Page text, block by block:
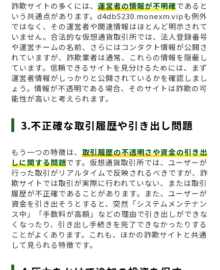
詐欺サイトの多くには、 運営者の情報が不明確であると
いう共通点があります。d4db5230.monexm.vipも例外
ではなく、その運営者や関連情報はほとんど明示されて
いません。合法的な仮想通貨取引所では、法人登録番号
や運営チームの名前、さらにはコンタクト情報が公開さ
れていますが、詐欺業者は通常、これらの情報を隠蔽し
ています。信頼できるサイトを見分けるためには、まず
運営者情報がしっかりと公開されているかを確認しまし
ょう。情報が不透明である場合、そのサイトは詐欺の可
能性が高いと考えられます。
3.不正確な取引履歴や引き出し問題
もう一つの特徴は、 取引履歴の不透明さや資金の引き出
しに関する問題です。仮想通貨取引所では、ユーザーが
行った取引がリアルタイムで反映されるべきですが、詐
欺サイトでは取引が実際に行われていない、または取引
履歴が不正確であることがあります。また、ユーザーが
資金を引き出そうとすると、突然「システムメンテナン
ス中」「手数料が高額」などの理由で引き出しができな
くなったり、引き出し手続きを完了できなかったりする
ことがよくあります。これも、ほかの詐欺サイトと共通
して見られる特徴です。